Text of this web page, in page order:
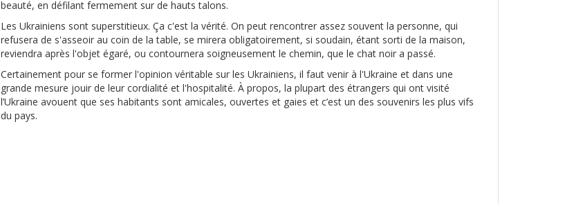
beauté, en défilant fermement sur de hauts talons.
Les Ukrainiens sont superstitieux. Ça c'est la vérité. On peut rencontrer assez souvent la personne, qui
refusera de s'asseoir au coin de la table, se mirera obligatoirement, si soudain, étant sorti de la maison,
reviendra après l'objet égaré, ou contournera soigneusement le chemin, que le chat noir a passé.
Certainement pour se former l'opinion véritable sur les Ukrainiens, il faut venir à l'Ukraine et dans une
grande mesure jouir de leur cordialité et l'hospitalité. À propos, la plupart des étrangers qui ont visité
l’Ukraine avouent que ses habitants sont amicales, ouvertes et gaies et c’est un des souvenirs les plus vifs
du pays.